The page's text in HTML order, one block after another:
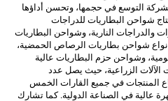
التوسع في حجمها، وتحسن أداؤها
شواحن البطاريات للدراجات
والدراجات النارية، وشواحن البطاريات
أنواع شواحن بطاريات الرصاص الحمضية،
وشواحن حزم البطاريات عالية
الآلات الزراعية، حيث يصل عدد
أكثر من 1000 نوع. تُباع المنتجات في جميع القارات الخمس
عالية في الصناعة الدولية. كما تشارك